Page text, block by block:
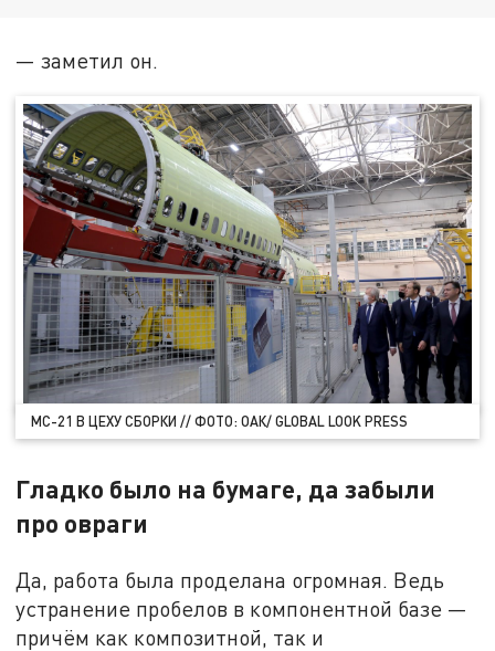
— заметил он.
МС-21 В ЦЕХУ СБОРКИ // ФОТО: ОАК/ GLOBAL LOOK PRESS
Гладко было на бумаге, да забыли
про овраги
Да, работа была проделана огромная. Ведь
устранение пробелов в компонентной базе —
причём как композитной, так и